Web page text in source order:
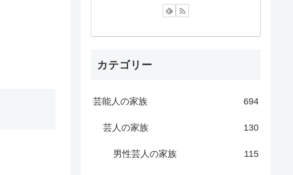
カテゴリー
芸能人の家族 694
芸人の家族 130
男性芸人の家族 115